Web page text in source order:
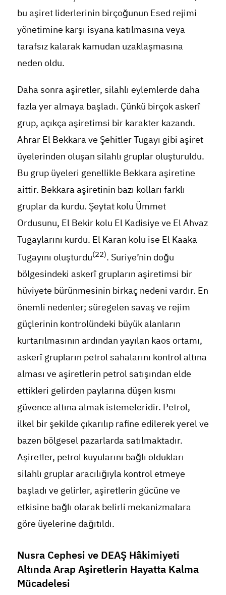
bu aşiret liderlerinin birçoğunun Esed rejimi
yönetimine karşı isyana katılmasına veya
tarafsız kalarak kamudan uzaklaşmasına
neden oldu.
Daha sonra aşiretler, silahlı eylemlerde daha
fazla yer almaya başladı. Çünkü birçok askerî
grup, açıkça aşiretimsi bir karakter kazandı.
Ahrar El Bekkara ve Şehitler Tugayı gibi aşiret
üyelerinden oluşan silahlı gruplar oluşturuldu.
Bu grup üyeleri genellikle Bekkara aşiretine
aittir. Bekkara aşiretinin bazı kolları farklı
gruplar da kurdu. Şeytat kolu Ümmet
Ordusunu, El Bekir kolu El Kadisiye ve El Ahvaz
Tugaylarını kurdu. El Karan kolu ise El Kaaka
Tugayını oluşturdu(22). Suriye’nin doğu
bölgesindeki askerî grupların aşiretimsi bir
hüviyete bürünmesinin birkaç nedeni vardır. En
önemli nedenler; süregelen savaş ve rejim
güçlerinin kontrolündeki büyük alanların
kurtarılmasının ardından yayılan kaos ortamı,
askerî grupların petrol sahalarını kontrol altına
alması ve aşiretlerin petrol satışından elde
ettikleri gelirden paylarına düşen kısmı
güvence altına almak istemeleridir. Petrol,
ilkel bir şekilde çıkarılıp rafine edilerek yerel ve
bazen bölgesel pazarlarda satılmaktadır.
Aşiretler, petrol kuyularını bağlı oldukları
silahlı gruplar aracılığıyla kontrol etmeye
başladı ve gelirler, aşiretlerin gücüne ve
etkisine bağlı olarak belirli mekanizmalara
göre üyelerine dağıtıldı.
Nusra Cephesi ve DEAŞ Hâkimiyeti
Altında Arap Aşiretlerin Hayatta Kalma
Mücadelesi